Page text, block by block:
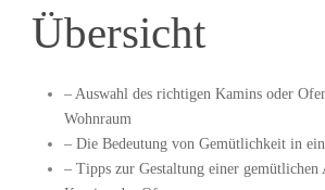
Übersicht
– Auswahl des richtigen Kamins oder
Wohnraum
– Die Bedeutung von Gemütlichkeit in
– Tipps zur Gestaltung einer gemütlichen